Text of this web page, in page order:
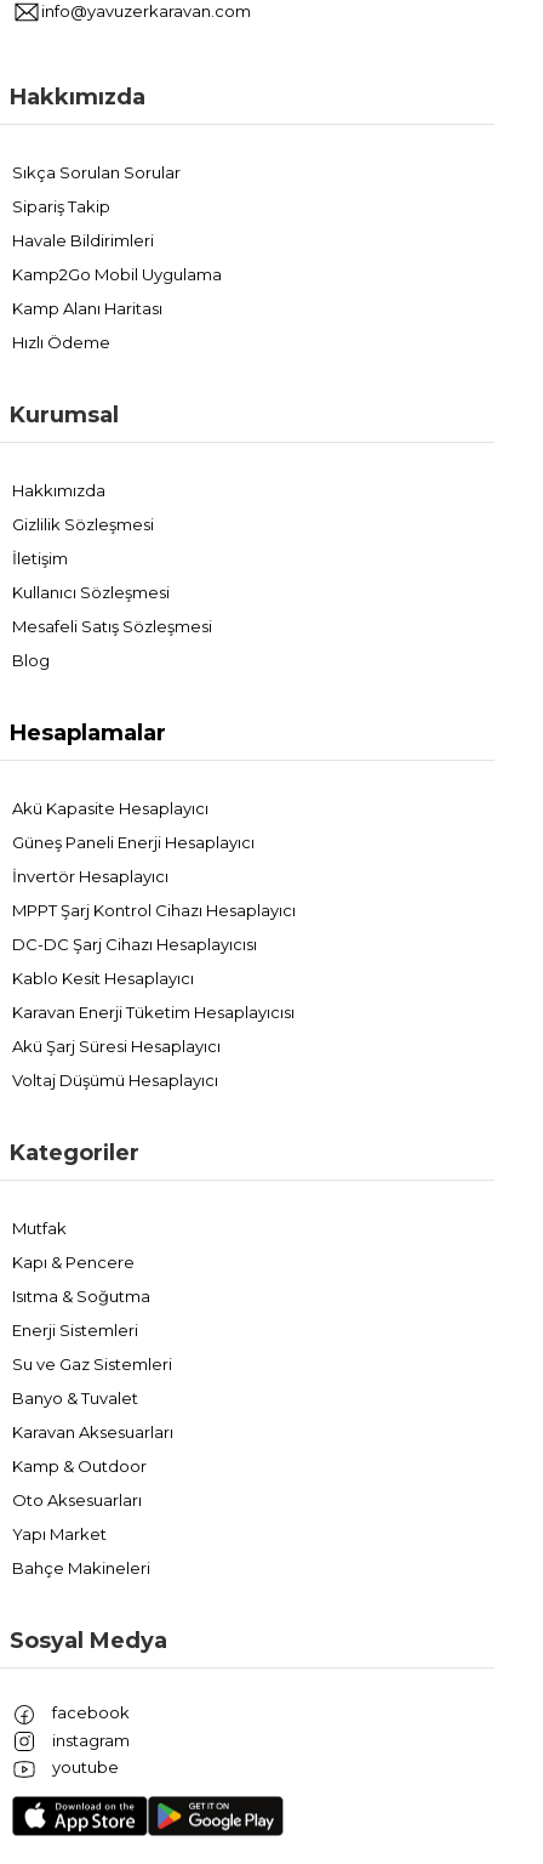
info@yavuzerkaravan.com
Hakkımızda
Sıkça Sorulan Sorular
Sipariş Takip
Havale Bildirimleri
Kamp2Go Mobil Uygulama
Kamp Alanı Haritası
Hızlı Ödeme
Kurumsal
Hakkımızda
Gizlilik Sözleşmesi
İletişim
Kullanıcı Sözleşmesi
Mesafeli Satış Sözleşmesi
Blog
Hesaplamalar
Akü Kapasite Hesaplayıcı
Güneş Paneli Enerji Hesaplayıcı
İnvertör Hesaplayıcı
MPPT Şarj Kontrol Cihazı Hesaplayıcı
DC-DC Şarj Cihazı Hesaplayıcısı
Kablo Kesit Hesaplayıcı
Karavan Enerji Tüketim Hesaplayıcısı
Akü Şarj Süresi Hesaplayıcı
Voltaj Düşümü Hesaplayıcı
Kategoriler
Mutfak
Kapı & Pencere
Isıtma & Soğutma
Enerji Sistemleri
Su ve Gaz Sistemleri
Banyo & Tuvalet
Karavan Aksesuarları
Kamp & Outdoor
Oto Aksesuarları
Yapı Market
Bahçe Makineleri
Sosyal Medya
facebook
instagram
youtube